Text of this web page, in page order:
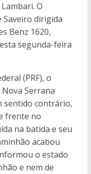
O
Saveiro dirigida
Benz 1620,
segunda-feira
(PRF), o
Serrana
sentido contrário,
frente no
na batida e seu
acabou
o estado
e nem de